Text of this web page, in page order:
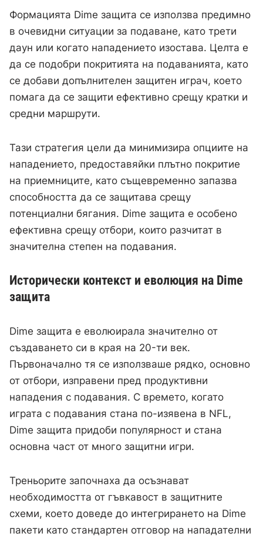
Формацията Dime защита се използва предимно
в очевидни ситуации за подаване, като трети
даун или когато нападението изостава. Целта е
да се подобри покритията на подаванията, като
се добави допълнителен защитен играч, което
помага да се защити ефективно срещу кратки и
средни маршрути.
Тази стратегия цели да минимизира опциите на
нападението, предоставяйки плътно покритие
на приемниците, като същевременно запазва
способността да се защитава срещу
потенциални бягания. Dime защита е особено
ефективна срещу отбори, които разчитат в
значителна степен на подавания.
Исторически контекст и еволюция на Dime
защита
Dime защита е еволюирала значително от
създаването си в края на 20-ти век.
Първоначално тя се използваше рядко, основно
от отбори, изправени пред продуктивни
нападения с подавания. С времето, когато
играта с подавания стана по-изявена в NFL,
Dime защита придоби популярност и стана
основна част от много защитни игри.
Треньорите започнаха да осъзнават
необходимостта от гъвкавост в защитните
схеми, което доведе до интегрирането на Dime
пакети като стандартен отговор на нападателни